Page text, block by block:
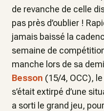
de revanche de celle
pas près d’oublier !
jamais baissé la
semaine de
manche lors de sa
Besson (15/4, OCC),
s’était extirpé d’une
a sorti le grand jeu,